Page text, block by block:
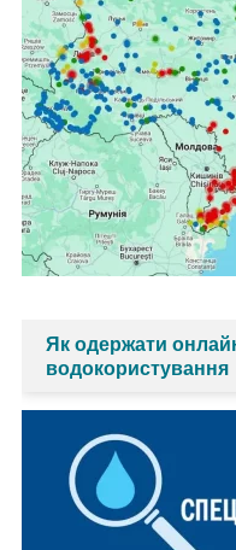
Як одержати
водокористування